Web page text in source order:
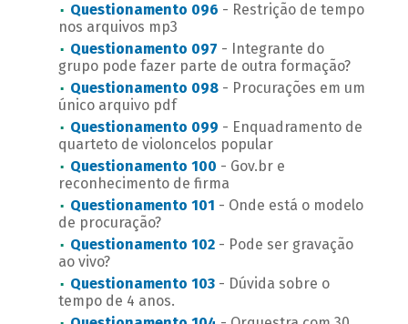
Questionamento 096 - Restrição de tempo
nos arquivos mp3
Questionamento 097 - Integrante do
grupo pode fazer parte de outra formação?
Questionamento 098 - Procurações em um
único arquivo pdf
Questionamento 099 - Enquadramento de
quarteto de violoncelos popular
Questionamento 100 - Gov.br e
reconhecimento de firma
Questionamento 101 - Onde está o modelo
de procuração?
Questionamento 102 - Pode ser gravação
ao vivo?
Questionamento 103 - Dúvida sobre o
tempo de 4 anos.